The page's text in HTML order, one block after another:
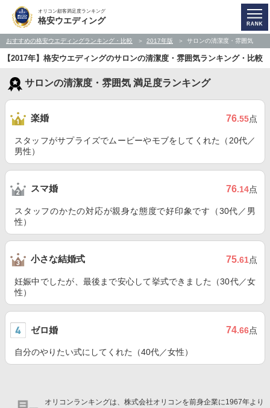
オリコン顧客満足度ランキング
格安ウエディング
おすすめの格安ウエディングランキング・比較 2017年版 サロンの清潔度・雰囲気
【2017年】格安ウエディングのサロンの清潔度・雰囲気ランキング・比較
サロンの清潔度・雰囲気 満足度ランキング
楽婚 76.55点
スタッフがサプライズでムービーやモブをしてくれた（20代／
男性）
スマ婚 76.14点
スタッフのかたの対応が親身な態度で好印象です（30代／男
性）
小さな結婚式 75.61点
妊娠中でしたが、最後まで安心して挙式できました（30代／女
性）
ゼロ婚 74.66点
自分のやりたい式にしてくれた（40代／女性）
オリコンランキングは、株式会社オリコンを前身企業に1967年より